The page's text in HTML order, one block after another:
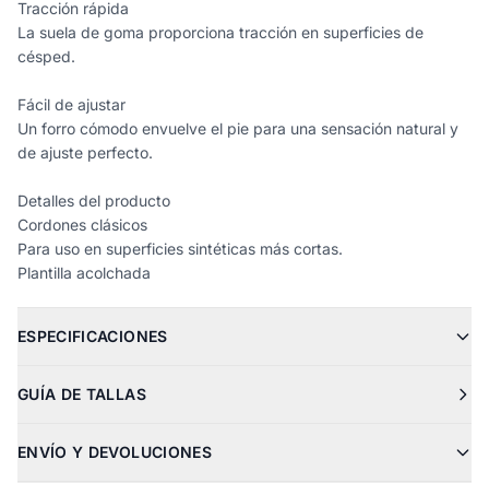
Tracción rápida
La suela de goma proporciona tracción en superficies de
césped.
Fácil de ajustar
Un forro cómodo envuelve el pie para una sensación natural y
de ajuste perfecto.
Detalles del producto
Cordones clásicos
Para uso en superficies sintéticas más cortas.
Plantilla acolchada
ESPECIFICACIONES
GUÍA DE TALLAS
ENVÍO Y DEVOLUCIONES